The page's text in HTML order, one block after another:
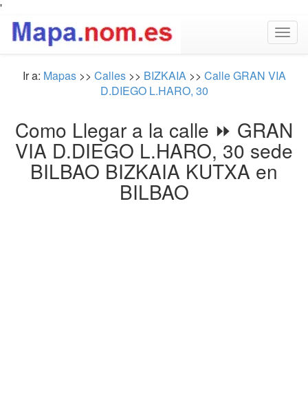
'
Ir a: Mapas >> Calles >> BIZKAIA >> Calle GRAN VIA
D.DIEGO L.HARO, 30
Como Llegar a la calle ⏩ GRAN
VIA D.DIEGO L.HARO, 30 sede
BILBAO BIZKAIA KUTXA en
BILBAO